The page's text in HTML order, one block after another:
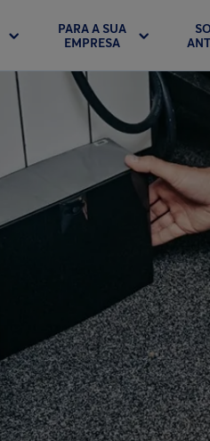
PARA A SUA
EMPRESA